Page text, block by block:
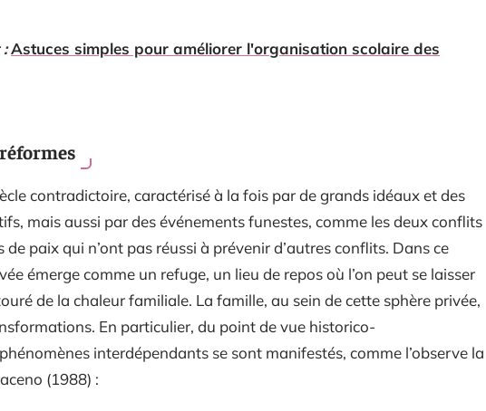
Astuces simples pour améliorer l'organisation scolaire des
réformes
contradictoire, caractérisé à la fois par de grands idéaux et des
mais aussi par des événements funestes, comme les deux conflits
paix qui n’ont pas réussi à prévenir d’autres conflits. Dans ce
émerge comme un refuge, un lieu de repos où l’on peut se laisser
de la chaleur familiale. La famille, au sein de cette sphère privée,
En particulier, du point de vue historico-
interdépendants se sont manifestés, comme l’observe la
(1988) :